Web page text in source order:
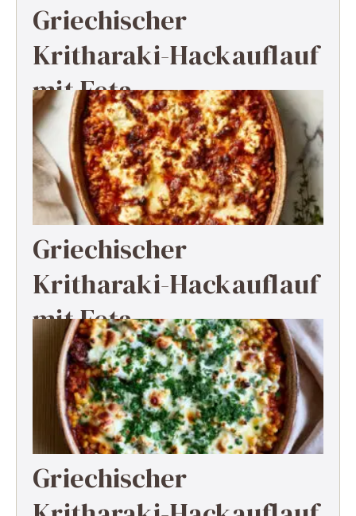
Griechischer
Kritharaki-Hackauflauf
mit Feta
Griechischer
Kritharaki-Hackauflauf
mit Feta
Griechischer